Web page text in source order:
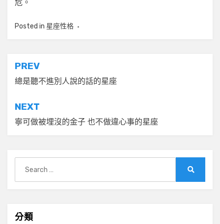
危。
Posted in 星座性格
文
章
導
覽
PREV
總是聽不進別人說的話的星座
NEXT
寧可做被埋沒的金子 也不做違心事的星座
for:
分類